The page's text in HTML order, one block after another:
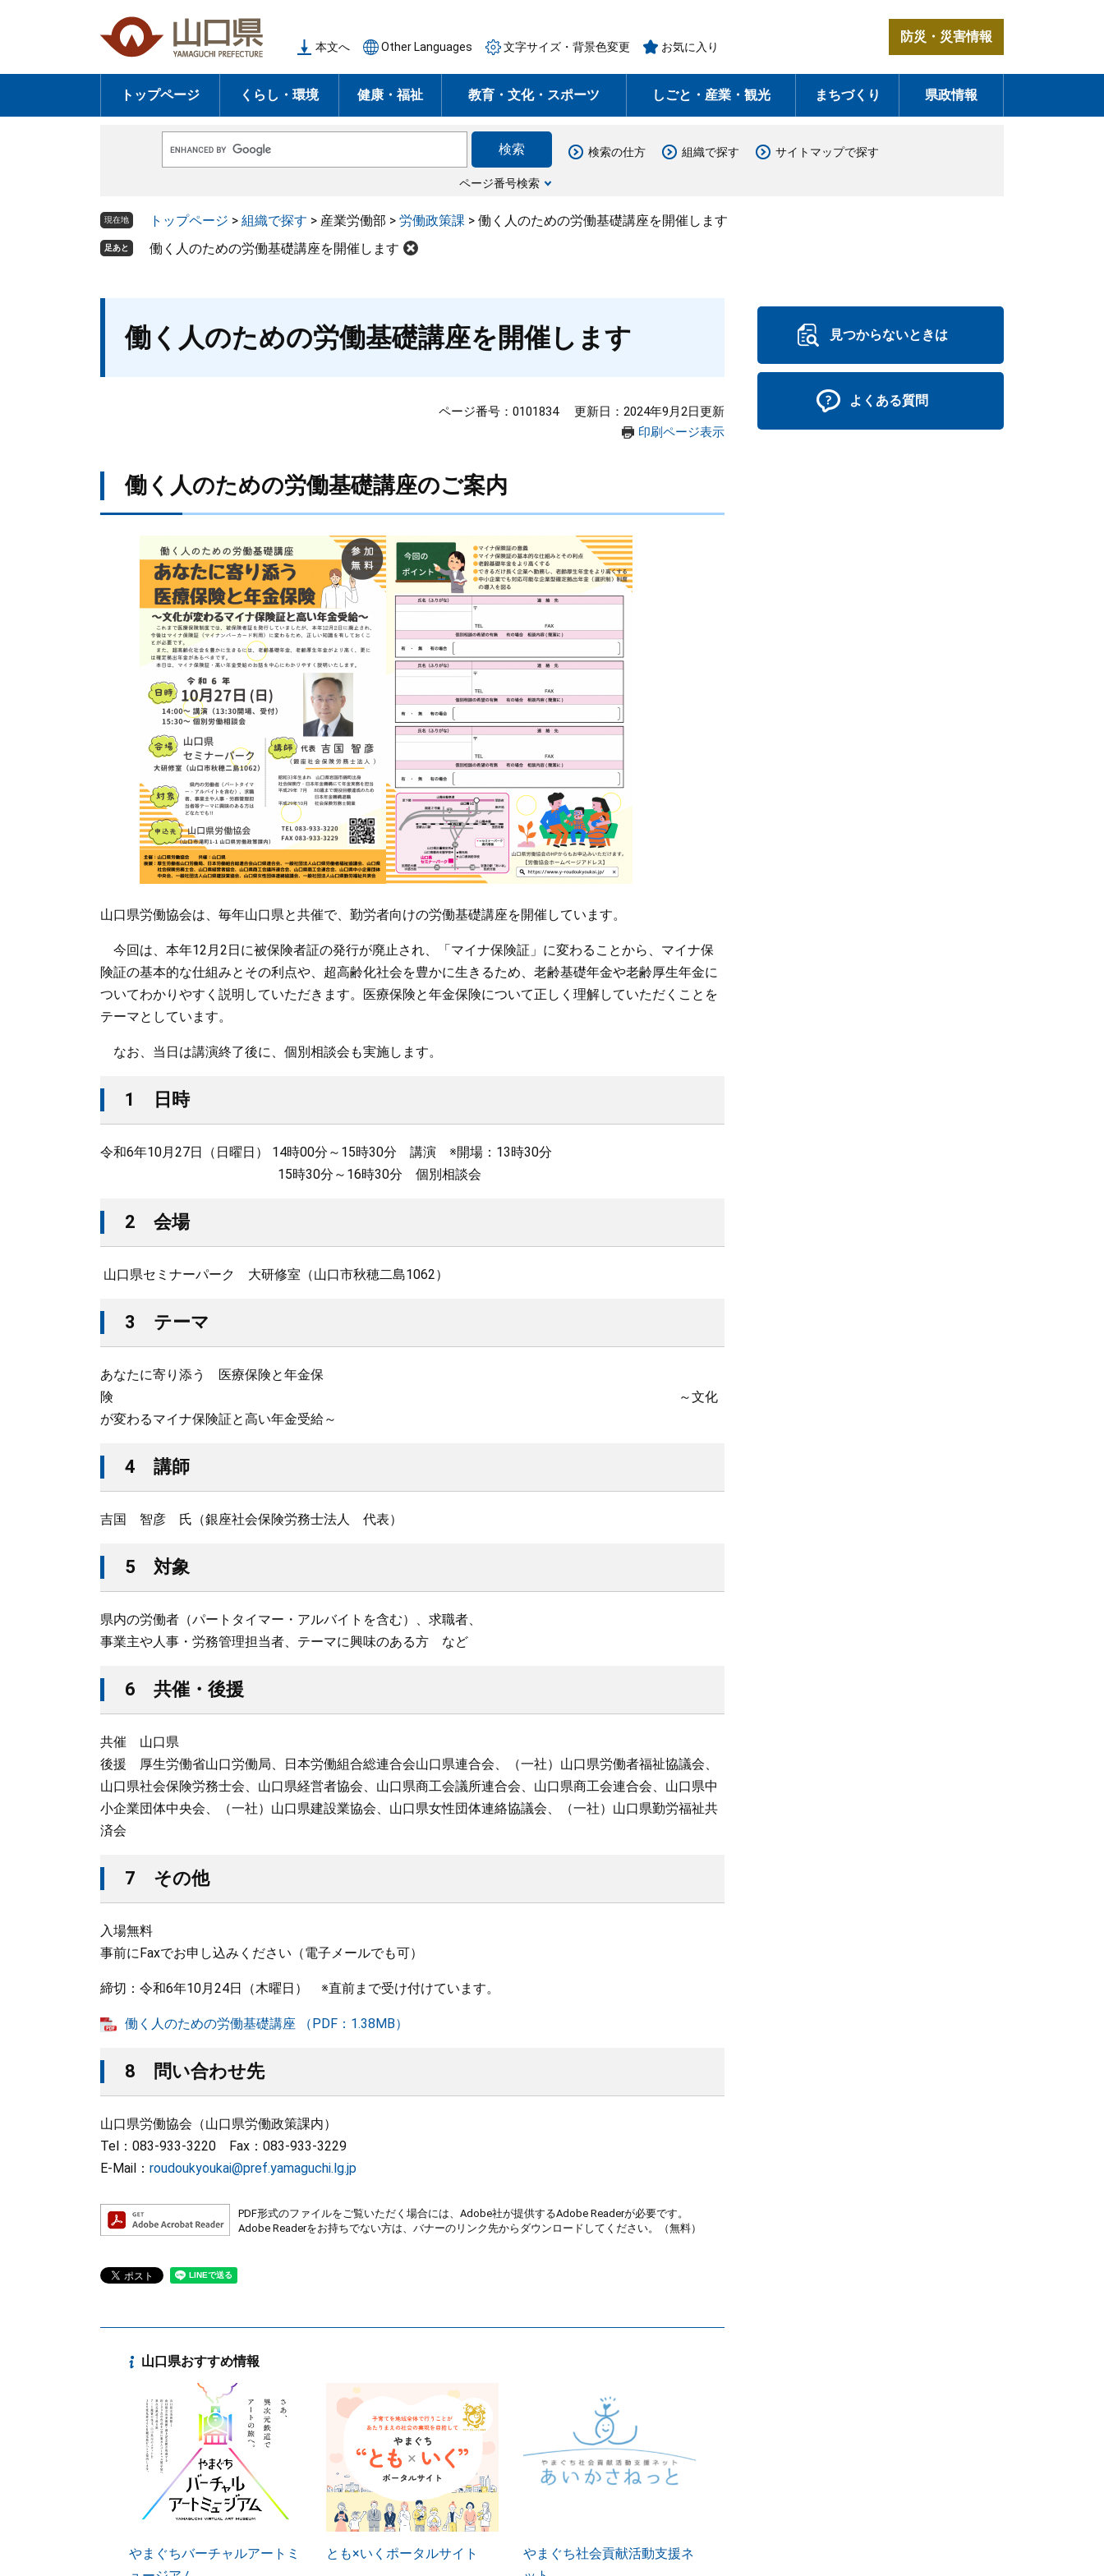
の
頭
ー
飛
本文へ Other Languages 文字サイズ・背景色変更 お気に入り
防災・災害情報
トップページ くらし・環境 健康・福祉 教育・文化・スポーツ しごと・産業・観光 まちづくり 県政情報
o
e
ス
タ
ページ番号検索
検索の仕方 組織で探す サイトマップで探す
現在地 トップページ > 組織で探す > 産業労働部 > 労働政策課 > 働く人のための労働基礎講座を開催します
足あと 働く人のための労働基礎講座を開催します
働く人のための労働基礎講座を開催します
ページ番号：0101834
更新日：2024年9月2日更新
印刷ページ表示
働く人のための労働基礎講座のご案内
山口県労働協会は、毎年山口県と共催で、勤労者向けの労働基礎講座を開催しています。
今回は、本年12月2日に被保険者証の発行が廃止され、「マイナ保険証」に変わることから、マイナ保
険証の基本的な仕組みとその利点や、超高齢化社会を豊かに生きるため、老齢基礎年金や老齢厚生年金に
ついてわかりやすく説明していただきます。医療保険と年金保険について正しく理解していただくことを
テーマとしています。
なお、当日は講演終了後に、個別相談会も実施します。
1 日時
令和6年10月27日（日曜日） 14時00分～15時30分 講演 ※開場：13時30分
15時30分～16時30分 個別相談会
2 会場
山口県セミナーパーク 大研修室（山口市秋穂二島1062）
3 テーマ
あなたに寄り添う 医療保険と年金保
険 ～文化
が変わるマイナ保険証と高い年金受給～
4 講師
吉国 智彦 氏（銀座社会保険労務士法人 代表）
5 対象
県内の労働者（パートタイマー・アルバイトを含む）、求職者、
事業主や人事・労務管理担当者、テーマに興味のある方 など
6 共催・後援
共催 山口県
後援 厚生労働省山口労働局、日本労働組合総連合会山口県連合会、（一社）山口県労働者福祉協議会、
山口県社会保険労務士会、山口県経営者協会、山口県商工会議所連合会、山口県商工会連合会、山口県中
小企業団体中央会、（一社）山口県建設業協会、山口県女性団体連絡協議会、（一社）山口県勤労福祉共
済会
7 その他
入場無料
事前にFaxでお申し込みください（電子メールでも可）
締切：令和6年10月24日（木曜日） ※直前まで受け付けています。
働く人のための労働基礎講座 （PDF：1.38MB）
8 問い合わせ先
山口県労働協会（山口県労働政策課内）
Tel：083-933-3220 Fax：083-933-3229
E-Mail： roudoukyoukai@pref.yamaguchi.lg.jp
PDF形式のファイルをご覧いただく場合には、Adobe社が提供するAdobe Readerが必要です。
Adobe Readerをお持ちでない方は、バナーのリンク先からダウンロードしてください。（無料）
山口県おすすめ情報
やまぐちバーチャルアートミ
とも×いくポータルサイト
やまぐち社会貢献活動支援ネ
見つからないときは
よくある質問